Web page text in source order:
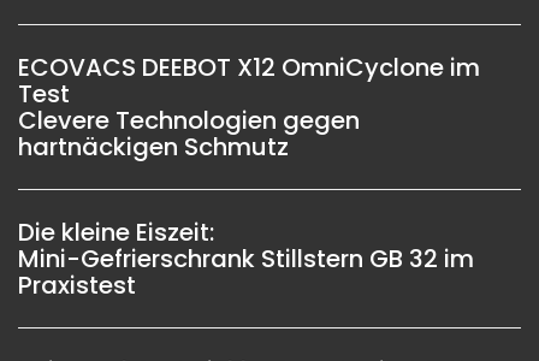
ECOVACS DEEBOT X12 OmniCyclone im
Test
Clevere Technologien gegen
hartnäckigen Schmutz
Die kleine Eiszeit:
Mini-Gefrierschrank Stillstern GB 32 im
Praxistest